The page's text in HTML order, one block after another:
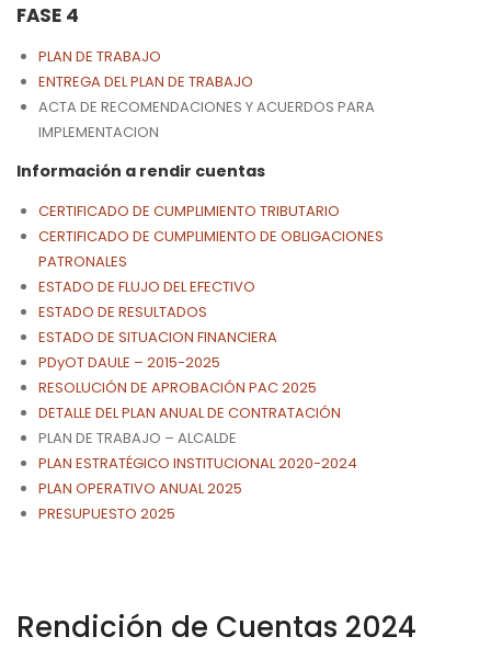
FASE 4
PLAN DE TRABAJO
ENTREGA DEL PLAN DE TRABAJO
ACTA DE RECOMENDACIONES Y ACUERDOS PARA
IMPLEMENTACION
Información a rendir cuentas
CERTIFICADO DE CUMPLIMIENTO TRIBUTARIO
CERTIFICADO DE CUMPLIMIENTO DE OBLIGACIONES
PATRONALES
ESTADO DE FLUJO DEL EFECTIVO
ESTADO DE RESULTADOS
ESTADO DE SITUACION FINANCIERA
PDyOT DAULE – 2015-2025
RESOLUCIÓN DE APROBACIÓN PAC 2025
DETALLE DEL PLAN ANUAL DE CONTRATACIÓN
PLAN DE TRABAJO – ALCALDE
PLAN ESTRATÉGICO INSTITUCIONAL 2020-2024
PLAN OPERATIVO ANUAL 2025
PRESUPUESTO 2025
Rendición de Cuentas 2024